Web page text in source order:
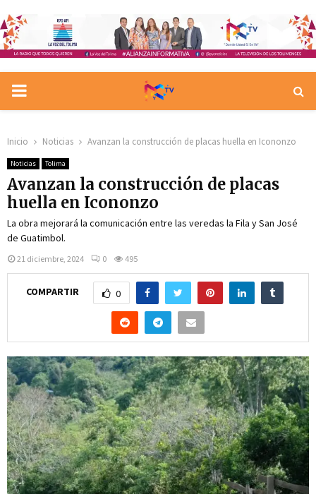
PRIMARY
Inicio Noticias Avanzan la construcción de placas huella en Icononzo
Noticias Tolima
Avanzan la construcción de placas
huella en Icononzo
La obra mejorará la comunicación entre las veredas la Fila y San José
de Guatimbol.
21 diciembre, 2024 0 495
COMPARTIR 0